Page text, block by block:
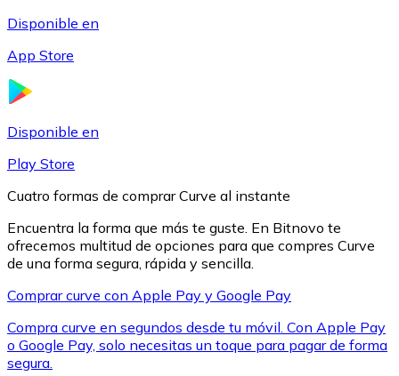
XRP
XRP
Disponible en
App Store
Disponible en
Play Store
Cuatro formas de comprar Curve al instante
Encuentra la forma que más te guste. En Bitnovo te
ofrecemos multitud de opciones para que compres Curve
de una forma segura, rápida y sencilla.
Comprar curve con Apple Pay y Google Pay
Compra curve en segundos desde tu móvil. Con Apple Pay
o Google Pay, solo necesitas un toque para pagar de forma
segura.